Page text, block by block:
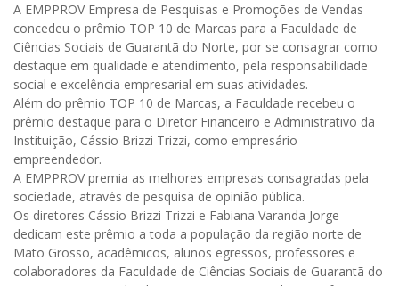
A EMPPROV Empresa de Pesquisas e Promoções de Vendas
concedeu o prêmio TOP 10 de Marcas para a Faculdade de
Ciências Sociais de Guarantã do Norte, por se consagrar como
destaque em qualidade e atendimento, pela responsabilidade
social e excelência empresarial em suas atividades.
Além do prêmio TOP 10 de Marcas, a Faculdade recebeu o
prêmio destaque para o Diretor Financeiro e Administrativo da
Instituição, Cássio Brizzi Trizzi, como empresário
empreendedor.
A EMPPROV premia as melhores empresas consagradas pela
sociedade, através de pesquisa de opinião pública.
Os diretores Cássio Brizzi Trizzi e Fabiana Varanda Jorge
dedicam este prêmio a toda a população da região norte de
Mato Grosso, acadêmicos, alunos egressos, professores e
colaboradores da Faculdade de Ciências Sociais de Guarantã do